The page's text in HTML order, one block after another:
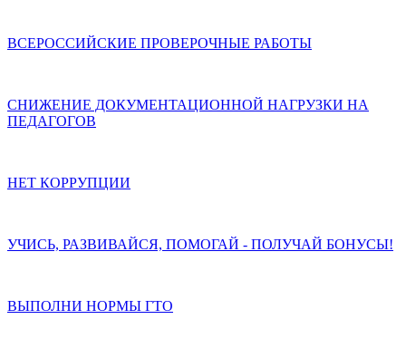
ВСЕРОССИЙСКИЕ ПРОВЕРОЧНЫЕ РАБОТЫ
СНИЖЕНИЕ ДОКУМЕНТАЦИОННОЙ НАГРУЗКИ НА
ПЕДАГОГОВ
НЕТ КОРРУПЦИИ
УЧИСЬ, РАЗВИВАЙСЯ, ПОМОГАЙ - ПОЛУЧАЙ БОНУСЫ!
ВЫПОЛНИ НОРМЫ ГТО